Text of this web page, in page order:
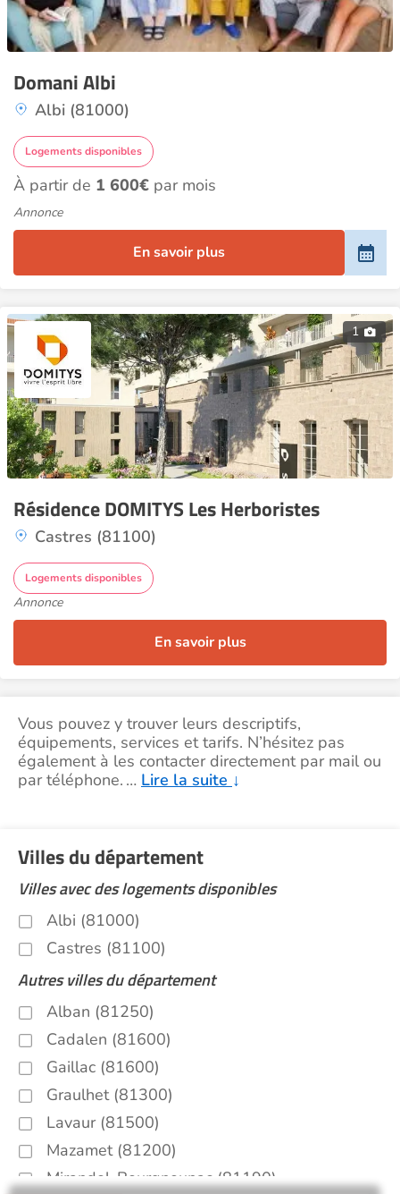
Domani Albi
Albi (81000)
Logements disponibles
À partir de 1 600€ par mois
Annonce
En savoir plus
1
Résidence DOMITYS Les Herboristes
Castres (81100)
Logements disponibles
Annonce
En savoir plus
Vous pouvez y trouver leurs descriptifs,
équipements, services et tarifs. N’hésitez pas
également à les contacter directement par mail ou
par téléphone. … Lire la suite ↓
Villes du département
Villes avec des logements disponibles
Albi (81000)
Castres (81100)
Autres villes du département
Alban (81250)
Cadalen (81600)
Gaillac (81600)
Graulhet (81300)
Lavaur (81500)
Mazamet (81200)
Mirandol-Bourgnounac (81190)